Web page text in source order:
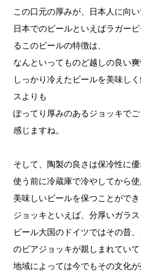
この口元の厚みが、日本人に向い
日本でのビールといえばラガー
るこのビールの特徴は、
なんといってものど越しの良い爽
しっかり冷えたビールを美味し
スよりも
ぽってり厚みのあるジョッキで
感じますね。
そして、陶製の良さは保冷性に優
使う前に冷蔵庫で冷やしてから
美味しいビールを保つことができ
ジョッキといえば、分厚いガラ
ビール大国のドイツではその昔
のビアジョッキが親しまれていて
地域によっては今でもその文化